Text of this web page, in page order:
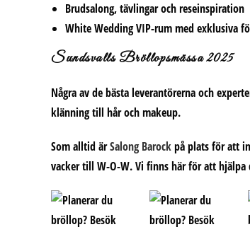
Brudsalong, tävlingar och reseinspiration
White Wedding VIP-rum med exklusiva
Sundsvalls Bröllopsmässa 2025
Några av de bästa leverantörerna och
klänning till hår och makeup.
Som alltid ärSalong Barockpå plats för att
vacker till W-O-W. Vi finns här för att hjälpa